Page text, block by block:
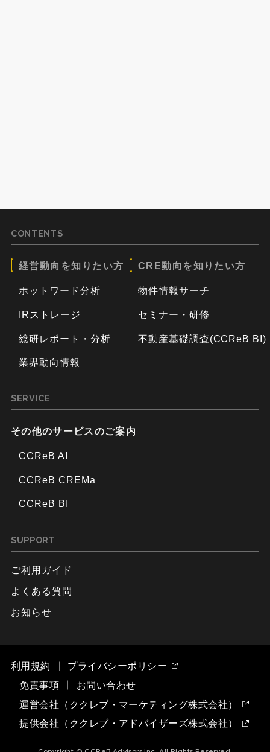
CONTENTS
経営動向を知りたい方
ホットワード分析
IRストレージ
総研レポート・分析
業界動向情報
CRE動向を知りたい方
物件情報サーチ
セミナー・研修
不動産基礎調査(CCReB BI)
SERVICE
その他のサービスのご案内
CCReB AI
CCReB CREMa
CCReB BI
SUPPORT
ご利用ガイド
よくある質問
お知らせ
利用規約
プライバシーポリシー
免責事項
お問い合わせ
運営会社（ククレブ・マーケティング株式会社）
提供会社（ククレブ・アドバイザーズ株式会社）